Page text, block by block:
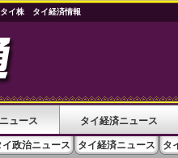
タイ株 タイ経済情報
ュース タイ経済ニュース
イ政治ニュース タイ経済ニュース タ